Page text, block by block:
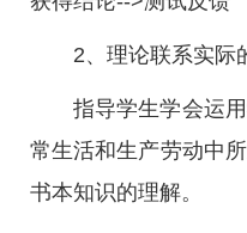
2、理论联系实际
指导学生学会运
常生活和生产劳动中
书本知识的理解。